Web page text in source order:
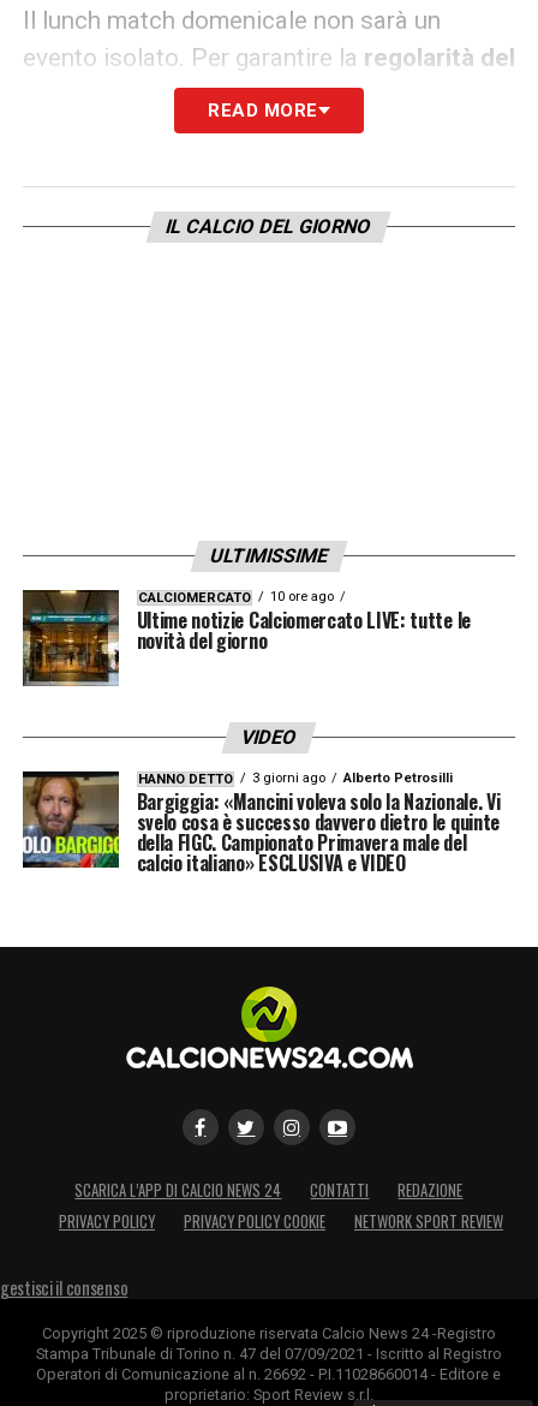
Il lunch match domenicale non sarà un
evento isolato. Per garantire la regolarità del
e il rispetto dei criteri di
contemporaneità nelle sfide decisive, la Lega
giocheranno nello stesso slot orario. Oltre a
Roma-Lazio, i riflettori saranno puntati su
l’integrità della competizione, evitando
vantaggi strategici a squadre impegnate
negli stessi obiettivi stagionali. Mentre l’Inter
osserva i festeggiamenti dall’alto, la
come lo spartiacque definitivo per le
ambizioni continentali di Juventus, Roma e
Milan. Per i tifosi capitolini, la sfida di
mezzogiorno rappresenterà non solo l’onore
LA PLAYLIST DELLE NOSTRE TOP NEWS
READ MORE
IL CALCIO DEL GIORNO
ULTIMISSIME
CALCIOMERCATO 10 ore ago
Ultime notizie Calciomercato LIVE: tutte le
novità del giorno
VIDEO
HANNO DETTO 3 giorni ago Alberto Petrosilli
Bargiggia: «Mancini voleva solo la Nazionale. Vi
svelo cosa è successo davvero dietro le quinte
della FIGC. Campionato Primavera male del
calcio italiano» ESCLUSIVA e VIDEO
SCARICA L’APP DI CALCIO NEWS 24 CONTATTI
REDAZIONE
PRIVACY POLICY
PRIVACY POLICY COOKIE NETWORK SPORT REVIEW
gestisci il consenso
Copyright 2025 © riproduzione riservata Calcio News 24 -Registro
Stampa Tribunale di Torino n. 47 del 07/09/2021 - Iscritto al Registro
Operatori di Comunicazione al n. 26692 - P.I.11028660014 - Editore e
proprietario: Sport Review s.r.l.